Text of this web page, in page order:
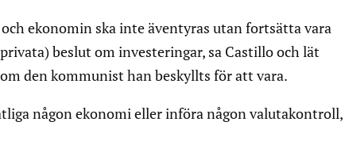
ekonomin ska inte äventyras utan fortsätta vara
beslut om investeringar, sa Castillo och lät
den kommunist han beskyllts för att vara.
någon ekonomi eller införa någon valutakontroll,